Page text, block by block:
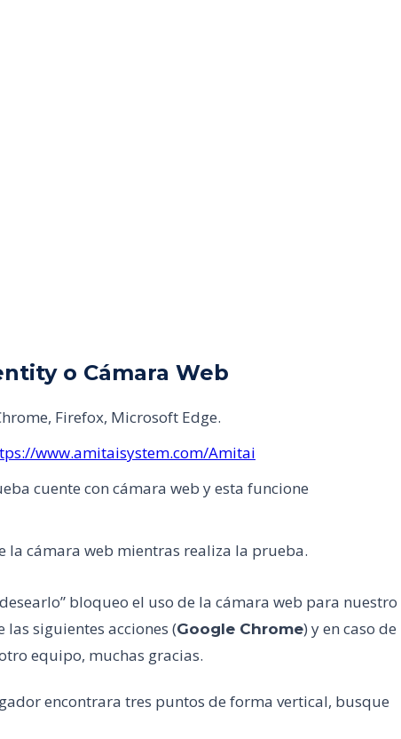
o Cámara Web
Firefox, Microsoft Edge.
www.amitaisystem.com/Amitai
cuente con cámara web y esta funcione
cámara web mientras realiza la prueba.
bloqueo el uso de la cámara web para nuestro
siguientes acciones (Google Chrome) y en caso de
equipo, muchas gracias.
encontrara tres puntos de forma vertical, busque